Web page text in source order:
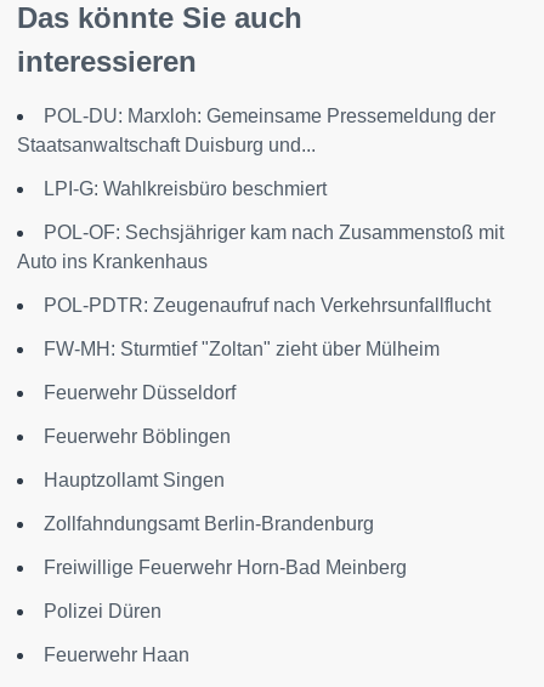
Das könnte Sie auch
interessieren
POL-DU: Marxloh: Gemeinsame Pressemeldung der
Staatsanwaltschaft Duisburg und...
LPI-G: Wahlkreisbüro beschmiert
POL-OF: Sechsjähriger kam nach Zusammenstoß mit
Auto ins Krankenhaus
POL-PDTR: Zeugenaufruf nach Verkehrsunfallflucht
FW-MH: Sturmtief "Zoltan" zieht über Mülheim
Feuerwehr Düsseldorf
Feuerwehr Böblingen
Hauptzollamt Singen
Zollfahndungsamt Berlin-Brandenburg
Freiwillige Feuerwehr Horn-Bad Meinberg
Polizei Düren
Feuerwehr Haan